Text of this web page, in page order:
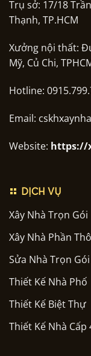
Trụ sở: 17/18
Thạnh, TP.HCM
Xưởng nội thất:
Mỹ, Củ Chi,
Hotline:
Email:
Website: https://
DỊCH VỤ
Xây Nhà Trọn Gói
Xây Nhà Phần Thô
Sửa Nhà Trọn Gói
Thiết Kế Nhà Phố
Thiết Kế Biệt Thự
Thiết Kế Nhà Cấp